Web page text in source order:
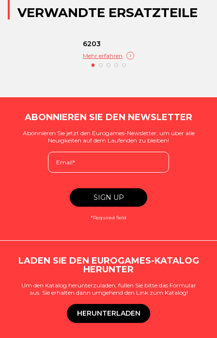
VERWANDTE ERSATZTEILE
6203
Mehr erfahren
ABONNIEREN SIE DEN NEWSLETTER
Abonnieren Sie jetzt den Eurogames-Newsletter, um über alle
Neuigkeiten auf dem Laufenden zu bleiben!
*Required field
LADEN SIE DEN EUROGAMES-KATALOG
HERUNTER
Um den Katalog herunterzuladen, füllen Sie bitte das Formular
aus. Sie erhalten dann umgehend den Link zum Katalog!
HERUNTERLADEN